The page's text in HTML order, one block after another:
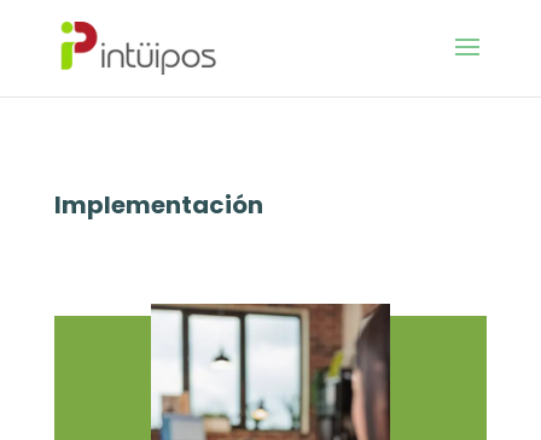
Implementación